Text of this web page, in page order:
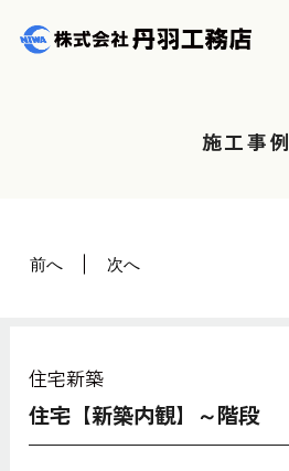
施工事例
前へ 次へ
住宅新築
住宅【新築内観】～階段